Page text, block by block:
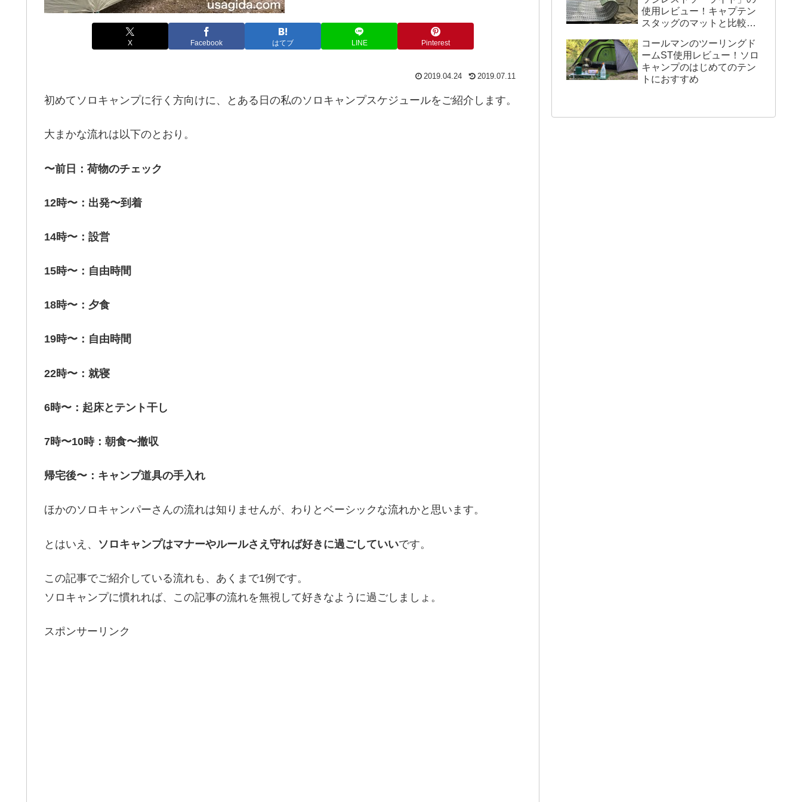
X Facebook はてブ LINE Pinterest
2019.04.24 2019.07.11
初めてソロキャンプに行く方向けに、とある日の私のソロキャンプスケジュールをご紹介します。
大まかな流れは以下のとおり。
〜前日：荷物のチェック
12時〜：出発〜到着
14時〜：設営
15時〜：自由時間
18時〜：夕食
19時〜：自由時間
22時〜：就寝
6時〜：起床とテント干し
7時〜10時：朝食〜撤収
帰宅後〜：キャンプ道具の手入れ
ほかのソロキャンパーさんの流れは知りませんが、わりとベーシックな流れかと思います。
とはいえ、 ソロキャンプはマナーやルールさえ守れば好きに過ごしていいです。
この記事でご紹介している流れも、あくまで1例です。
ソロキャンプに慣れれば、この記事の流れを無視して好きなように過ごしましょ。
スポンサーリンク
使用レビュー！キャプテン
スタッグのマットと比較し
コールマンのツーリングド
ームST使用レビュー！ソロ
キャンプのはじめてのテン
トにおすすめ